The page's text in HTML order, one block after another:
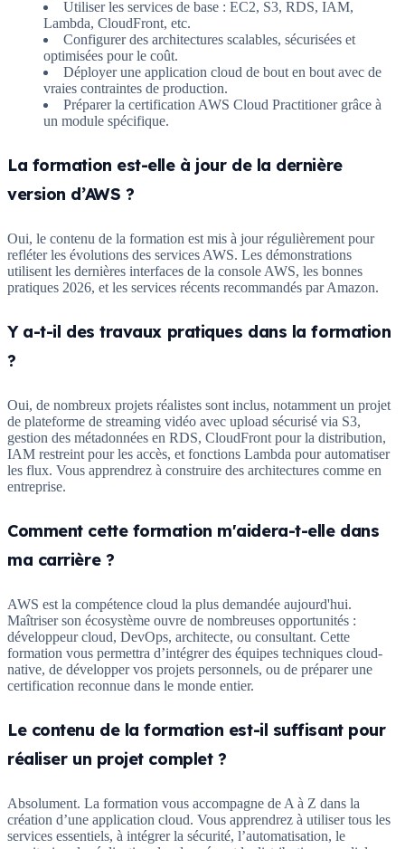
Utiliser les services de base : EC2, S3, RDS, IAM,
Lambda, CloudFront, etc.
Configurer des architectures scalables, sécurisées et
optimisées pour le coût.
Déployer une application cloud de bout en bout avec de
vraies contraintes de production.
Préparer la certification AWS Cloud Practitioner grâce à
un module spécifique.
La formation est-elle à jour de la dernière
version d’AWS ?
Oui, le contenu de la formation est mis à jour régulièrement pour
refléter les évolutions des services AWS. Les démonstrations
utilisent les dernières interfaces de la console AWS, les bonnes
pratiques 2026, et les services récents recommandés par Amazon.
Y a-t-il des travaux pratiques dans la formation
?
Oui, de nombreux projets réalistes sont inclus, notamment un projet
de plateforme de streaming vidéo avec upload sécurisé via S3,
gestion des métadonnées en RDS, CloudFront pour la distribution,
IAM restreint pour les accès, et fonctions Lambda pour automatiser
les flux. Vous apprendrez à construire des architectures comme en
entreprise.
Comment cette formation m'aidera-t-elle dans
ma carrière ?
AWS est la compétence cloud la plus demandée aujourd'hui.
Maîtriser son écosystème ouvre de nombreuses opportunités :
développeur cloud, DevOps, architecte, ou consultant. Cette
formation vous permettra d’intégrer des équipes techniques cloud-
native, de développer vos projets personnels, ou de préparer une
certification reconnue dans le monde entier.
Le contenu de la formation est-il suffisant pour
réaliser un projet complet ?
Absolument. La formation vous accompagne de A à Z dans la
création d’une application cloud. Vous apprendrez à utiliser tous les
services essentiels, à intégrer la sécurité, l’automatisation, le